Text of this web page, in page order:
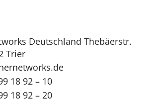
Deutschland Thebäerstr.
Trier
18 92 – 10
18 92 – 20